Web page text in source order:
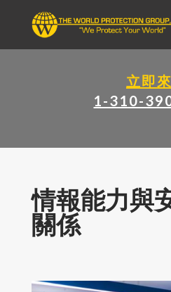
立即
1-310-
情報能力與
關係